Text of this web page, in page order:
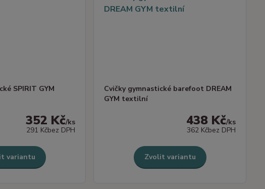
SPIRIT GYM
352 Kč/ks
291 Kčbez DPH
variantu
Cvičky gymnastické barefoot DREAM
GYM textilní
438 Kč/ks
362 Kčbez DPH
Zvolit variantu